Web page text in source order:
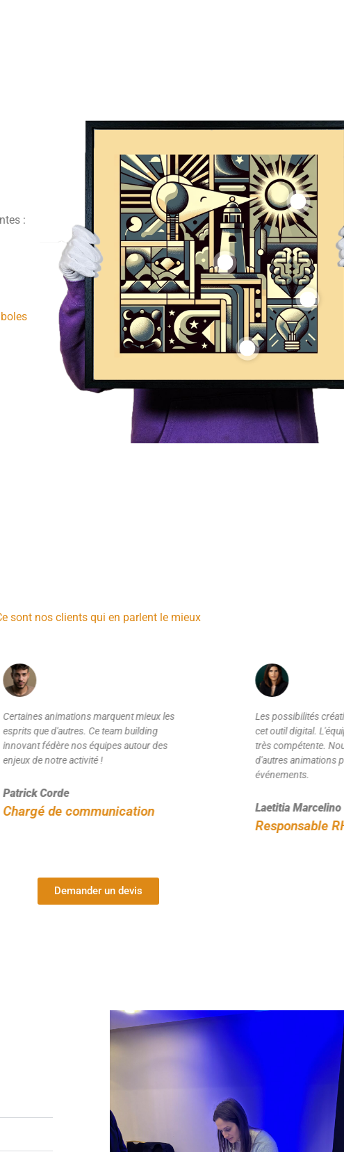
:
sont nos clients qui en parlent le mieux
Les possibilités créatives sont infinies avec
cet outil digital. L'équipe de The Art Office est
très compétente. Nous allons commander
d'autres animations pour mes prochains
Laetitia Marcelino
Nous avons été
rendu qu'ont les
dispositif. Les
compétents, je
Chargé de
Demander un devis